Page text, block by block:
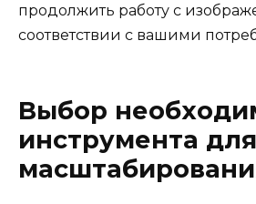
продолжить работу с
соответствии с вашими
Выбор
инструмента для